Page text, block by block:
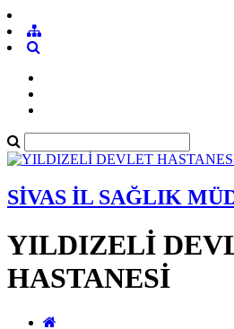
SİVAS İL SAĞLIK
YILDIZELİ
HASTANESİ